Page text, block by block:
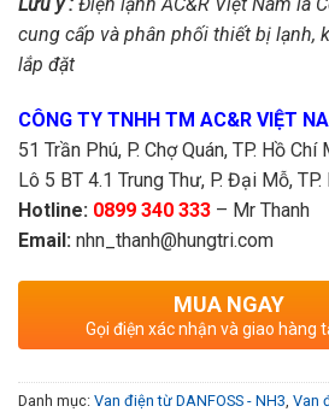
cung cấp và phân phối thiết bị lạnh,
lắp đặt
CÔNG TY TNHH TM AC&R VIỆT
51 Trần Phú, P. Chợ Quán, TP. Hồ Chí
Lô 5 BT 4.1 Trung Thư, P. Đại Mỗ, TP.
Hotline: 0899 340 333 – Mr Thanh
Email: nhn_thanh@hungtri.com
MUA NGAY
Gọi điện xác nhận và giao hàng
Danh mục: Van điện từ DANFOSS - NH3 Van